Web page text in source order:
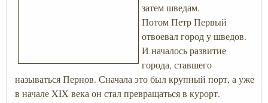
затем шведам.
Потом Петр Первый
отвоевал город у шведов.
И началось развитие
города, ставшего
называться Пернов. Сначала это был крупный порт, а уже
в начале XIX века он стал превращаться в курорт.